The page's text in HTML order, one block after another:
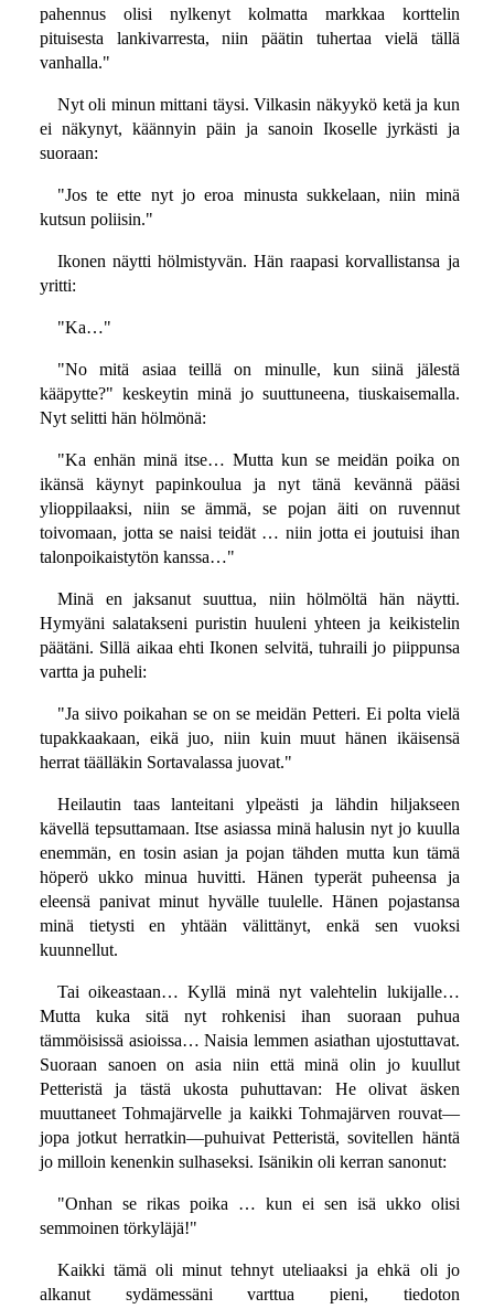
pahennus olisi nylkenyt kolmatta markkaa korttelin
pituisesta lankivarresta, niin päätin tuhertaa vielä tällä
vanhalla."
Nyt oli minun mittani täysi. Vilkasin näkyykö ketä ja kun
ei näkynyt, käännyin päin ja sanoin Ikoselle jyrkästi ja
suoraan:
"Jos te ette nyt jo eroa minusta sukkelaan, niin minä
kutsun poliisin."
Ikonen näytti hölmistyvän. Hän raapasi korvallistansa ja
yritti:
"Ka…"
"No mitä asiaa teillä on minulle, kun siinä jälestä
kääpytte?" keskeytin minä jo suuttuneena, tiuskaisemalla.
Nyt selitti hän hölmönä:
"Ka enhän minä itse… Mutta kun se meidän poika on
ikänsä käynyt papinkoulua ja nyt tänä kevännä pääsi
ylioppilaaksi, niin se ämmä, se pojan äiti on ruvennut
toivomaan, jotta se naisi teidät … niin jotta ei joutuisi ihan
talonpoikaistytön kanssa…"
Minä en jaksanut suuttua, niin hölmöltä hän näytti.
Hymyäni salatakseni puristin huuleni yhteen ja keikistelin
päätäni. Sillä aikaa ehti Ikonen selvitä, tuhraili jo piippunsa
vartta ja puheli:
"Ja siivo poikahan se on se meidän Petteri. Ei polta vielä
tupakkaakaan, eikä juo, niin kuin muut hänen ikäisensä
herrat täälläkin Sortavalassa juovat."
Heilautin taas lanteitani ylpeästi ja lähdin hiljakseen
kävellä tepsuttamaan. Itse asiassa minä halusin nyt jo kuulla
enemmän, en tosin asian ja pojan tähden mutta kun tämä
höperö ukko minua huvitti. Hänen typerät puheensa ja
eleensä panivat minut hyvälle tuulelle. Hänen pojastansa
minä tietysti en yhtään välittänyt, enkä sen vuoksi
kuunnellut.
Tai oikeastaan… Kyllä minä nyt valehtelin lukijalle…
Mutta kuka sitä nyt rohkenisi ihan suoraan puhua
tämmöisissä asioissa… Naisia lemmen asiathan ujostuttavat.
Suoraan sanoen on asia niin että minä olin jo kuullut
Petteristä ja tästä ukosta puhuttavan: He olivat äsken
muuttaneet Tohmajärvelle ja kaikki Tohmajärven rouvat—
jopa jotkut herratkin—puhuivat Petteristä, sovitellen häntä
jo milloin kenenkin sulhaseksi. Isänikin oli kerran sanonut:
"Onhan se rikas poika … kun ei sen isä ukko olisi
semmoinen törkyläjä!"
Kaikki tämä oli minut tehnyt uteliaaksi ja ehkä oli jo
alkanut sydämessäni varttua pieni, tiedoton